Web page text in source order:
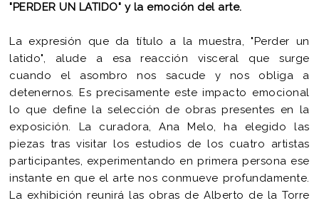
"PERDER UN LATIDO" y la emoción del arte.
La expresión que da título a la muestra, "Perder un
latido", alude a esa reacción visceral que surge
cuando el asombro nos sacude y nos obliga a
detenernos. Es precisamente este impacto emocional
lo que define la selección de obras presentes en la
exposición. La curadora, Ana Melo, ha elegido las
piezas tras visitar los estudios de los cuatro artistas
participantes, experimentando en primera persona ese
instante en que el arte nos conmueve profundamente.
La exhibición reunirá las obras de Alberto de la Torre